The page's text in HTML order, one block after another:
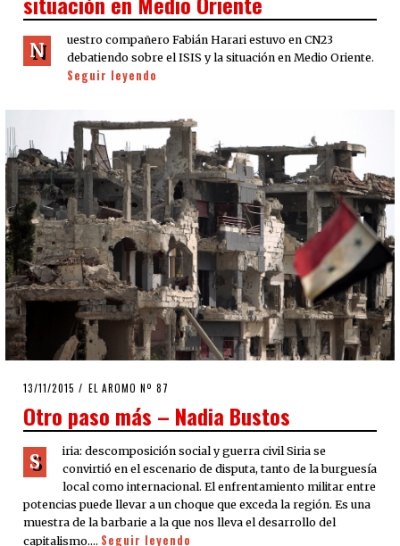
N
uestro compañero Fabián Harari estuvo en CN23
debatiendo sobre el ISIS y la situación en Medio Oriente.
Seguir leyendo
POSTED
13/11/2015 13/11/2015
EL AROMO Nº 87
Otro paso más – Nadia Bustos
S
iria: descomposición social y guerra civil Siria se
convirtió en el escenario de disputa, tanto de la burguesía
local como internacional. El enfrentamiento militar entre
potencias puede llevar a un choque que exceda la región. Es una
muestra de la barbarie a la que nos lleva el desarrollo del
capitalismo.… Seguir leyendo